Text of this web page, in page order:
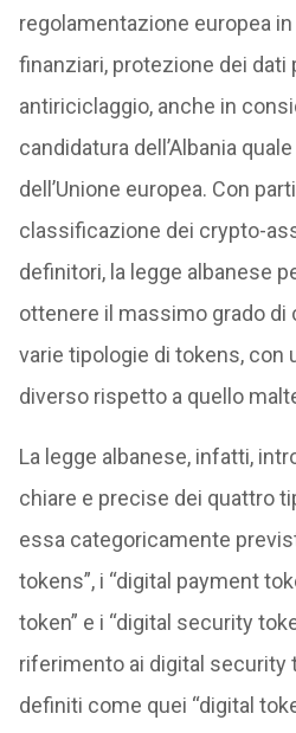
regolamentazione europea
finanziari, protezione dei dati
antiriciclaggio, anche in
candidatura dell’Albania
dell’Unione europea. Con
classificazione dei crypto-
definitori, la legge albanese
ottenere il massimo grado di
varie tipologie di tokens, con
diverso rispetto a quello
La legge albanese, infatti,
chiare e precise dei quattro
essa categoricamente
tokens”, i “digital payment
token” e i “digital security
riferimento ai digital security
definiti come quei “digital